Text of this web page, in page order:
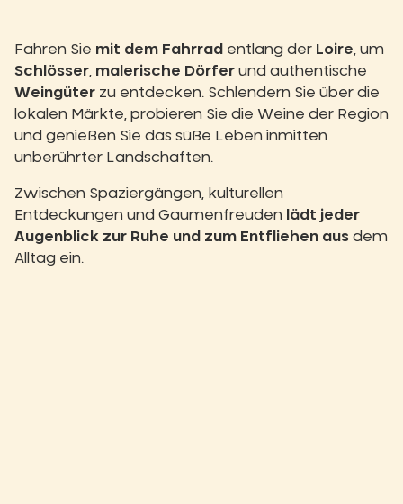
Fahren Sie mit dem Fahrrad entlang der Loire, um
Schlösser, malerische Dörfer und authentische
Weingüter zu entdecken. Schlendern Sie über die
lokalen Märkte, probieren Sie die Weine der Region
und genießen Sie das süße Leben inmitten
unberührter Landschaften.
Zwischen Spaziergängen, kulturellen
Entdeckungen und Gaumenfreuden
lädt jeder
Augenblick zur Ruhe und zum Entfliehen aus dem
Alltag ein.